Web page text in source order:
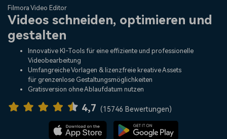
Dienstprogramme
Business
Überblick
Lösungen
Über uns
Presseraum
Support
Produkte
Plattformen
Funktionen
Assets
KI
Video/Foto
Audio
Lösungen
Soziale Medien
Marketing & Business
Lifestyle & Spaß
Ressourcen
Video-Prompts
Über 100 heiße Video-
Meisterkurs
Beherrschen Sie
Hilfe-Center
Erste Schritte
Filmora Video Editor
Videos schneiden, optimieren und
gestalten
Innovative KI-Tools für eine effiziente und professionelle
Videobearbeitung
Umfangreiche Vorlagen & lizenzfreie kreative Assets
für grenzenlose Gestaltungsmöglichkeiten
Gratisversion ohne Ablaufdatum nutzen
4,7 (15746 Bewertungen)